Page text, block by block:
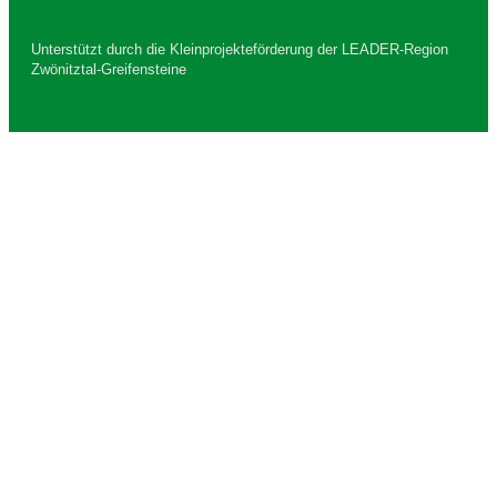
Unterstützt durch die Kleinprojekteförderung der LEADER-Region
Zwönitztal-Greifensteine